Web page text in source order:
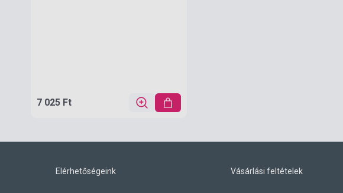
7 025 Ft
Elérhetőségeink Vásárlási feltételek